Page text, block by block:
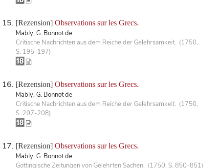
[Rezension] Observations sur les Grecs.
Mably, G. Bonnot de
Critische Nachrichten aus dem Reiche der Gelehrsamkeit. (1750,
S. 195-197)
[Rezension] Observations sur les Grecs.
Mably, G. Bonnot de
Critische Nachrichten aus dem Reiche der Gelehrsamkeit. (1750,
S. 207-208)
[Rezension] Observations sur les Grecs.
Mably, G. Bonnot de
Göttingische Zeitungen von Gelehrten Sachen. (1750, S. 850-851)